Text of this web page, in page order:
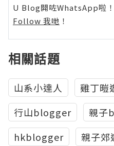
U Blog開咗WhatsApp啦
Follow 我哋 ！
相關話題
山系小達人
雞丁暟
行山blogger
親子
hkblogger
親子郊